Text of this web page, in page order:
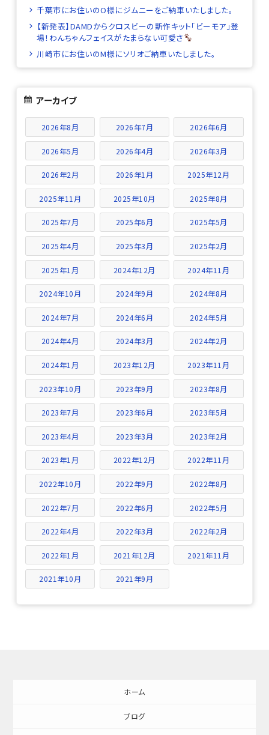
千葉市にお住いのO様にジムニーをご納車いたしました。
【新発表】DAMDからクロスビーの新作キット「ビーモア」登
場！わんちゃんフェイスがたまらない可愛さ
川崎市にお住いのM様にソリオご納車いたしました。
アーカイブ
2026年8月 2026年7月 2026年6月
2026年5月 2026年4月 2026年3月
2026年2月 2026年1月 2025年12月
2025年11月 2025年10月 2025年8月
2025年7月 2025年6月 2025年5月
2025年4月 2025年3月 2025年2月
2025年1月 2024年12月 2024年11月
2024年10月 2024年9月 2024年8月
2024年7月 2024年6月 2024年5月
2024年4月 2024年3月 2024年2月
2024年1月 2023年12月 2023年11月
2023年10月 2023年9月 2023年8月
2023年7月 2023年6月 2023年5月
2023年4月 2023年3月 2023年2月
2023年1月 2022年12月 2022年11月
2022年10月 2022年9月 2022年8月
2022年7月 2022年6月 2022年5月
2022年4月 2022年3月 2022年2月
2022年1月 2021年12月 2021年11月
2021年10月 2021年9月
ホーム
ブログ